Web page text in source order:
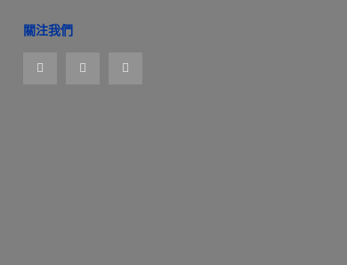
址
關注我們